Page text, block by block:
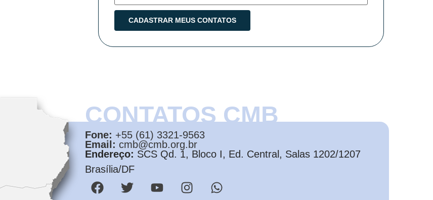
CONTATOS CMB
Fone: +55 (61) 3321-9563
Email: cmb@cmb.org.br
Endereço: SCS Qd. 1, Bloco I, Ed. Central, Salas 1202/1207
Brasília/DF